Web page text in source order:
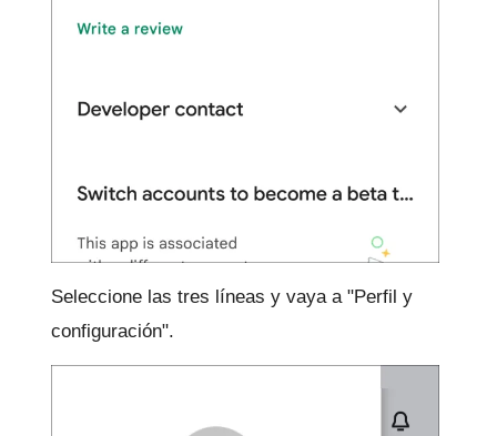
Seleccione las tres líneas y vaya a "Perfil y
configuración".